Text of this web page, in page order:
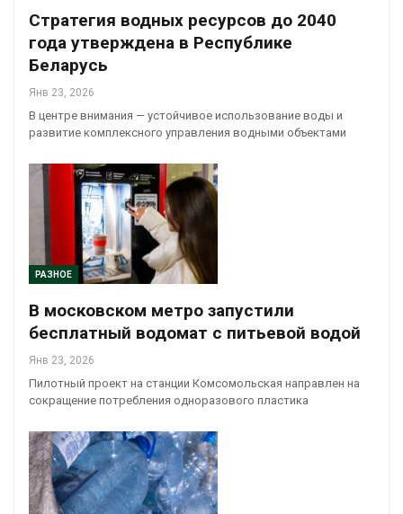
Стратегия водных ресурсов до 2040
года утверждена в Республике
Беларусь
Янв 23, 2026
В центре внимания — устойчивое использование воды и
развитие комплексного управления водными объектами
РАЗНОЕ
В московском метро запустили
бесплатный водомат с питьевой водой
Янв 23, 2026
Пилотный проект на станции Комсомольская направлен на
сокращение потребления одноразового пластика